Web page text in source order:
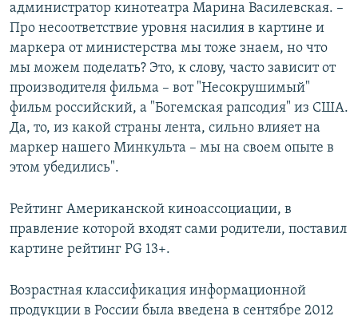
администратор кинотеатра Марина Василевская. –
Про несоответствие уровня насилия в картине и
маркера от министерства мы тоже знаем, но что
мы можем поделать? Это, к слову, часто зависит от
производителя фильма – вот "Несокрушимый"
фильм российский, а "Богемская рапсодия" из США.
Да, то, из какой страны лента, сильно влияет на
маркер нашего Минкульта – мы на своем опыте в
этом убедились".
Рейтинг Американской киноассоциации, в
правление которой входят сами родители, поставил
картине рейтинг PG 13+.
Возрастная классификация информационной
продукции в России была введена в сентябре 2012